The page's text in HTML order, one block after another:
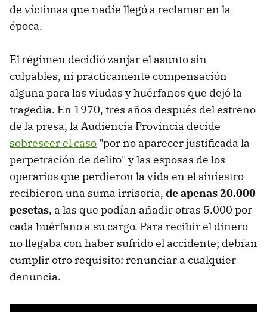
de víctimas que nadie llegó a reclamar en la
época.
El régimen decidió zanjar el asunto sin
culpables, ni prácticamente compensación
alguna para las viudas y huérfanos que dejó la
tragedia. En 1970, tres años después del estreno
de la presa, la Audiencia Provincia decide
sobreseer el caso "por no aparecer justificada la
perpetración de delito" y las esposas de los
operarios que perdieron la vida en el siniestro
recibieron una suma irrisoria, de apenas 20.000
pesetas, a las que podían añadir otras 5.000 por
cada huérfano a su cargo. Para recibir el dinero
no llegaba con haber sufrido el accidente; debían
cumplir otro requisito: renunciar a cualquier
denuncia.